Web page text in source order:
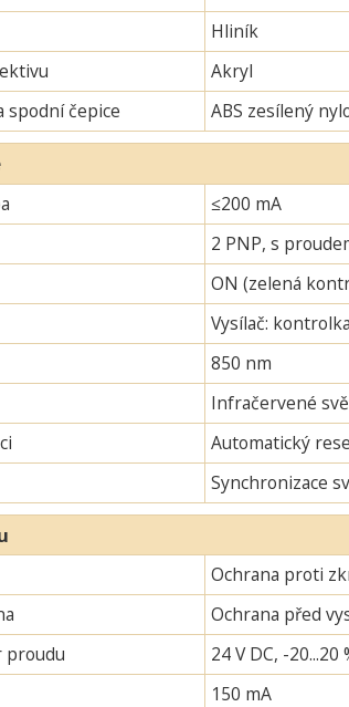
Hliník
Akryl
spodní čepice
ABS zesílený
≤200 mA
2 PNP, s
ON (zelená
Vysílač:
850 nm
Infračervené
Automatický
Synchronizace
Ochrana proti
Ochrana před
proudu
24 V DC, -20...20
150 mA